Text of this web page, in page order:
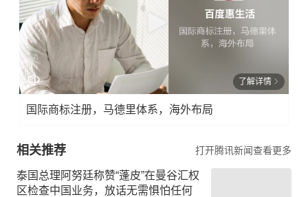
了解详情
国际商标注册，马德里体系，海外布局
相关推荐 打开腾讯新闻查看更多
泰国总理阿努廷称赞“蓬皮”在曼谷汇权
区检查中国业务，放话无需惧怕任何